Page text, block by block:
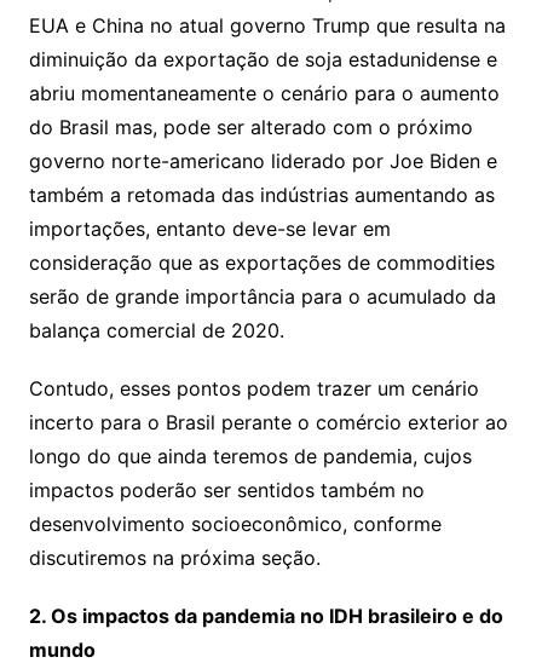
EUA e China no atual governo Trump que resulta na
diminuição da exportação de soja estadunidense e
abriu momentaneamente o cenário para o aumento
do Brasil mas, pode ser alterado com o próximo
governo norte-americano liderado por Joe Biden e
também a retomada das indústrias aumentando as
importações, entanto deve-se levar em
consideração que as exportações de commodities
serão de grande importância para o acumulado da
balança comercial de 2020.
Contudo, esses pontos podem trazer um cenário
incerto para o Brasil perante o comércio exterior ao
longo do que ainda teremos de pandemia, cujos
impactos poderão ser sentidos também no
desenvolvimento socioeconômico, conforme
discutiremos na próxima seção.
2. Os impactos da pandemia no IDH brasileiro e do
mundo